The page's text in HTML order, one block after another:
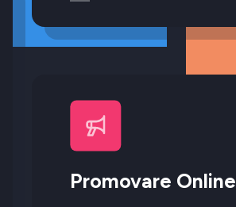
Promovare Online